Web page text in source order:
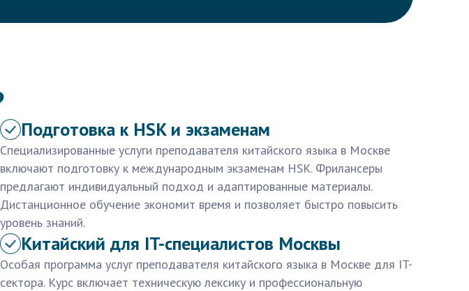
Подготовка к HSK и экзаменам
Специализированные услуги преподавателя китайского языка в Москве
включают подготовку к международным экзаменам HSK. Фрилансеры
предлагают индивидуальный подход и адаптированные материалы.
Дистанционное обучение экономит время и позволяет быстро повысить
уровень знаний.
Китайский для IT-специалистов Москвы
Особая программа услуг преподавателя китайского языка в Москве для IT-
сектора. Курс включает техническую лексику и профессиональную